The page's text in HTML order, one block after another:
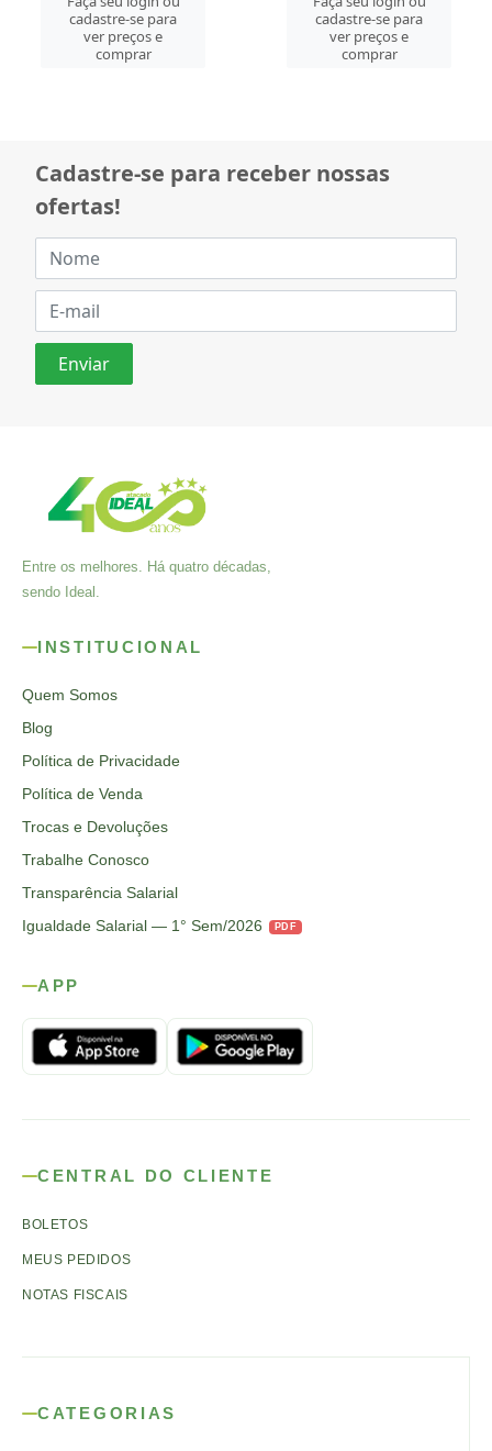
cadastre-se para
ver preços e
comprar
cadastre-se para
ver preços e
comprar
Cadastre-se para receber nossas
ofertas!
Entre os melhores. Há quatro décadas,
sendo Ideal.
INSTITUCIONAL
Quem Somos
Blog
Política de Privacidade
Política de Venda
Trocas e Devoluções
Trabalhe Conosco
Transparência Salarial
Igualdade Salarial — 1° Sem/2026
PDF
APP
CENTRAL DO CLIENTE
BOLETOS
MEUS PEDIDOS
NOTAS FISCAIS
CATEGORIAS